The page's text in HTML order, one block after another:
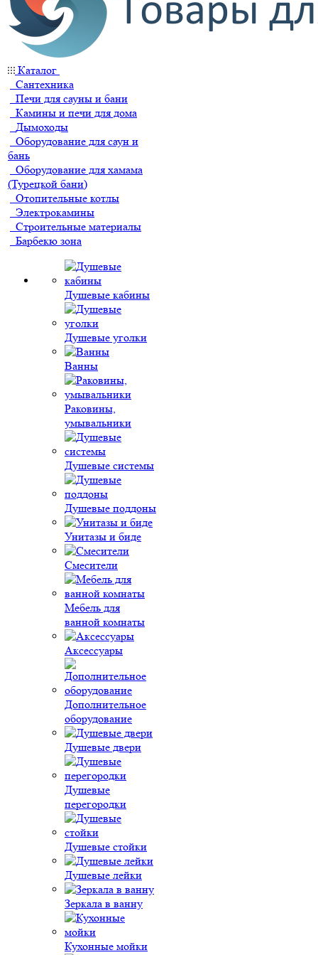
Каталог
Сантехника
Печи для сауны и бани
Камины и печи для дома
Дымоходы
Оборудование для саун и
бань
Оборудование для хамама
(Турецкой бани)
Отопительные котлы
Электрокамины
Строительные материалы
Барбекю зона
Душевые кабины
Душевые уголки
Ванны
Раковины,
умывальники
Душевые системы
Душевые поддоны
Унитазы и биде
Смесители
Мебель для
ванной комнаты
Аксессуары
Дополнительное
оборудование
Душевые двери
Душевые
перегородки
Душевые стойки
Душевые лейки
Зеркала в ванну
Кухонные мойки